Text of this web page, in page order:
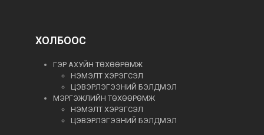
ХОЛБООС
ГЭР АХУЙН ТӨХӨӨРӨМЖ
НЭМЭЛТ ХЭРЭГСЭЛ
ЦЭВЭРЛЭГЭЭНИЙ БЭЛДМЭЛ
МЭРГЭЖЛИЙН ТӨХӨӨРӨМЖ
НЭМЭЛТ ХЭРЭГСЭЛ
ЦЭВЭРЛЭГЭЭНИЙ БЭЛДМЭЛ